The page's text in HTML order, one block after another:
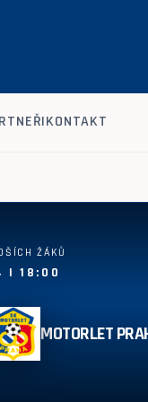
KONTAKT
ŽÁKŮ
| 18:00
MOTORLET